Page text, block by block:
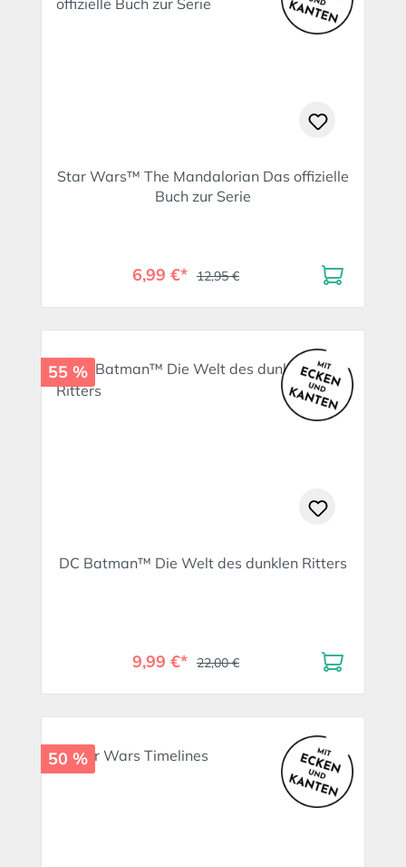
Star Wars™ The Mandalorian Das offizielle
Buch zur Serie
6,99 €* 12,95 €
55 %
DC Batman™ Die Welt des dunklen Ritters
9,99 €* 22,00 €
50 %